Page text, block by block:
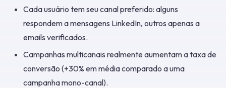
Cada usuário tem seu canal preferido: alguns
respondem a mensagens LinkedIn, outros apenas a
emails verificados.
Campanhas multicanais realmente aumentam a taxa de
conversão (+30% em média comparado a uma
campanha mono-canal).